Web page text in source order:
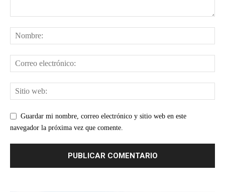
Guardar mi nombre, correo electrónico y sitio web en este
navegador la próxima vez que comente.